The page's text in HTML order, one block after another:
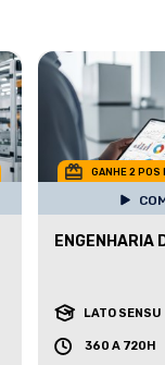
GANHE 2 POS
ENGENHARIA
LATO SENSU
360 A 720H